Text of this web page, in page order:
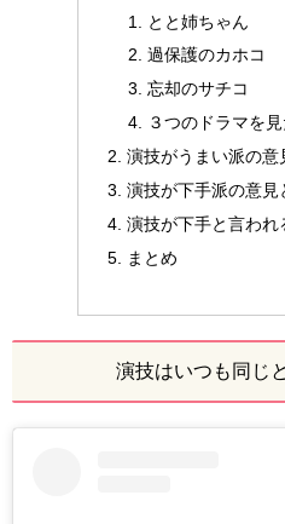
とと姉ちゃん
過保護のカホコ
忘却のサチコ
３つのドラマを
演技がうまい派の意
演技が下手派の意見
演技が下手と言われ
まとめ
演技はいつも同じ